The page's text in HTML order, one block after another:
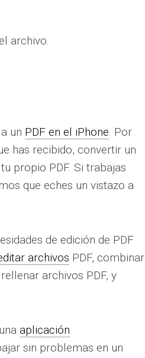
archivo.
un PDF en el iPhone. Por
has recibido, convertir un
propio PDF. Si trabajas
que eches un vistazo a
de edición de PDF
archivos PDF, combinar
archivos PDF, y
aplicación
sin problemas en un